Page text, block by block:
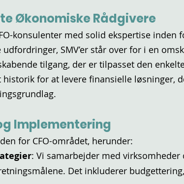
Økonomiske Rådgivere
konsulenter med solid ekspertise
SMV’er står over for i en
tilgang, der er tilpasset den
for at levere finansielle løsninger,
Implementering
for CFO-området, herunder:
: Vi samarbejder med
Det inkluderer